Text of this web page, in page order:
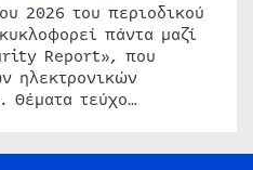
2026 του περιοδικού
πάντα μαζί
Report», που
ηλεκτρονικών
Θέματα τεύχο…